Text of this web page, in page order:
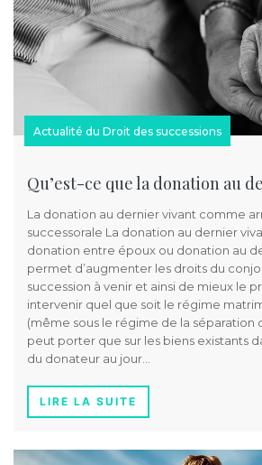
Actualité du Droit des successions
Qu’est-ce que la donation au
La donation au dernier vivant comme
successorale La donation au dernier
donation entre époux ou donation au
permet d’augmenter les droits du
succession à venir et ainsi de mieux le
intervenir quel que soit le régime
(même sous le régime de la séparation
peut porter que sur les biens existants
du donateur au jour…
LIRE LA SUITE